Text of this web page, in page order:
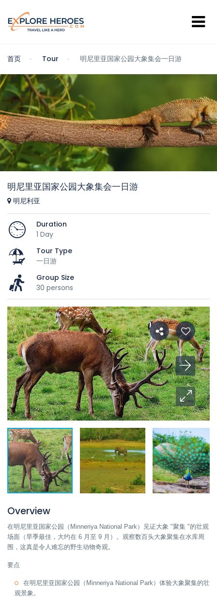
首页 Tour 明尼里亚国家公园大象集会一日游
明尼里亚国家公园大象集会一日游
明尼利亚
Duration
1 Day
Tour Type
一日游
Group Size
30 persons
Overview
在明尼里亚国家公园（Minneriya National Park）见证大象 "聚集 "的壮观
场面（旱季最佳，大约在 6 月至 9 月）。观察数百头大象聚集在水库周
围，这真是令人难忘的野生动物奇观。
要点
在明尼里亚国家公园（Minneriya National Park）体验大象聚集的壮
观景象。